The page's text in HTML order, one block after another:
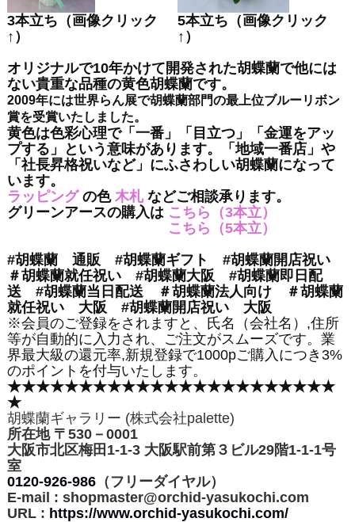
3本立ち（画像クリック
↑）
5本立ち（画像クリック
↑）
オリジナルで10年かけて開発された胡蝶蘭で他には
ない貴重な品種の黄色胡蝶蘭です。
2009年には世界らん展で胡蝶蘭部門の最上位ブルーリボン
賞を受賞いたしました。
黄色は色彩心理で「一番」「目立つ」「金運をアッ
プする」という意味があります。「地域一番店」や
「社長昇格祝いなど」にふさわしい胡蝶蘭になって
います。
ラッピング の色 木札 などご相談承ります。
グリーンアースの購入は こちら（3本立）
こちら（5本立）
#胡蝶蘭 通販 #胡蝶蘭ギフト #胡蝶蘭開店祝い
＃胡蝶蘭就任祝い #胡蝶蘭大阪 #胡蝶蘭即日配
送 #胡蝶蘭当日配送 ＃胡蝶蘭法人向け ＃胡蝶蘭
就任祝い 大阪 #胡蝶蘭開店祝い 大阪
※会員のご登録をされますと、氏名（会社名）,住所
等が自動的に入力され、ご注文がスムーズです。業
界最大級の還元率,新規登録で1000pご購入につき3%
のポイントを付与いたします。
★★★★★★★★★★★★★★★★★★★★★★★
★
胡蝶蘭ギャラリー (株式会社palette)
所在地 〒530－0001
大阪市北区梅田1-1-3 大阪駅前第３ビル29階1-1-1号
室
0120-926-986（フリーダイヤル）
E-mail : shopmaster@orchid-yasukochi.com
URL : https://www.orchid-yasukochi.com/